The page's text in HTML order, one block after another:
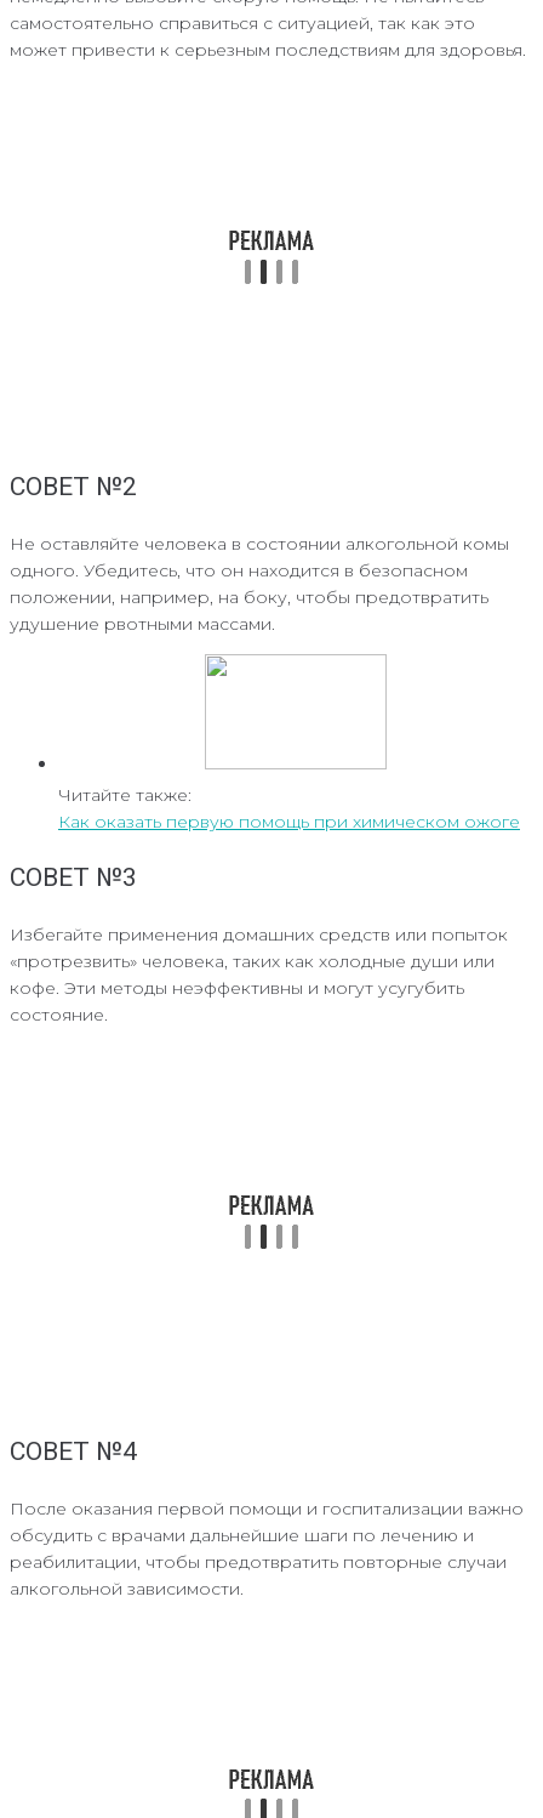
самостоятельно справиться с ситуацией, так как это
может привести к серьезным последствиям для здоровья.
СОВЕТ №2
Не оставляйте человека в состоянии алкогольной комы
одного. Убедитесь, что он находится в безопасном
положении, например, на боку, чтобы предотвратить
удушение рвотными массами.
Читайте также:
Как оказать первую помощь при химическом ожоге
СОВЕТ №3
Избегайте применения домашних средств или попыток
«протрезвить» человека, таких как холодные души или
кофе. Эти методы неэффективны и могут усугубить
состояние.
СОВЕТ №4
После оказания первой помощи и госпитализации важно
обсудить с врачами дальнейшие шаги по лечению и
реабилитации, чтобы предотвратить повторные случаи
алкогольной зависимости.